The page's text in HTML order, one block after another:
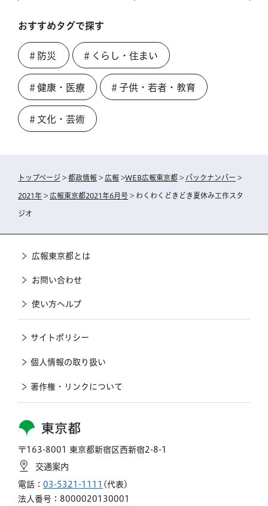
おすすめタグで探す
＃防災 ＃くらし・住まい
＃健康・医療 ＃子供・若者・教育
＃文化・芸術
トップページ > 都政情報 > 広報 >WEB広報東京都 > バックナンバー >
2021年 > 広報東京都2021年6月号 > わくわくどきどき夏休み工作スタ
ジオ
東京都
〒163-8001 東京都新宿区西新宿2-8-1
交通案内
電話： 03-5321-1111 (代表)
法人番号：8000020130001
広報東京都とは
お問い合わせ
使い方ヘルプ
サイトポリシー
個人情報の取り扱い
著作権・リンクについて